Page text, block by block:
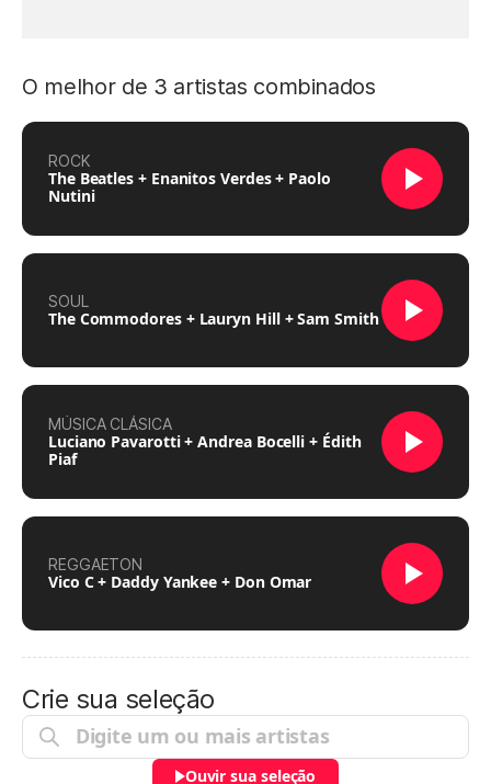
O melhor de 3 artistas combinados
ROCK
The Beatles + Enanitos Verdes + Paolo
Nutini
SOUL
The Commodores + Lauryn Hill + Sam Smith
MÚSICA CLÁSICA
Luciano Pavarotti + Andrea Bocelli + Édith
Piaf
REGGAETON
Vico C + Daddy Yankee + Don Omar
Crie sua seleção
Ouvir sua seleção